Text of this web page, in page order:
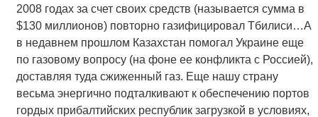
2008 годах за счет своих средств (называется сумма в
$130 миллионов) повторно газифицировал Тбилиси…А
в недавнем прошлом Казахстан помогал Украине еще
по газовому вопросу (на фоне ее конфликта с Россией),
доставляя туда сжиженный газ. Еще нашу страну
весьма энергично подталкивают к обеспечению портов
гордых прибалтийских республик загрузкой в условиях,